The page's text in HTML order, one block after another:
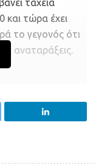
ταχεία
τώρα έχει
το γεγονός ότι
αναταράξεις.